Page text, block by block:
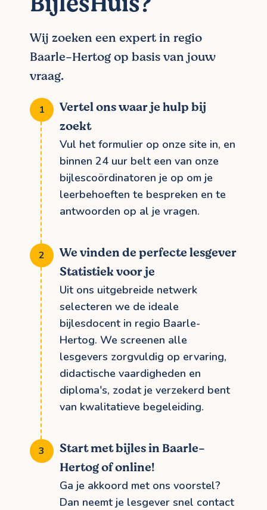
Wij zoeken een expert in regio
Baarle-Hertog op basis van jouw
vraag.
Vertel ons waar je hulp bij
zoekt
Vul het formulier op onze site in, en
binnen 24 uur belt een van onze
bijlescoördinatoren je op om je
leerbehoeften te bespreken en te
antwoorden op al je vragen.
We vinden de perfecte lesgever
Statistiek voor je
Uit ons uitgebreide netwerk
selecteren we de ideale
bijlesdocent in regio Baarle-
Hertog. We screenen alle
lesgevers zorgvuldig op ervaring,
didactische vaardigheden en
diploma's, zodat je verzekerd bent
van kwalitatieve begeleiding.
Start met bijles in Baarle-
Hertog of online!
Ga je akkoord met ons voorstel?
Dan neemt je lesgever snel contact